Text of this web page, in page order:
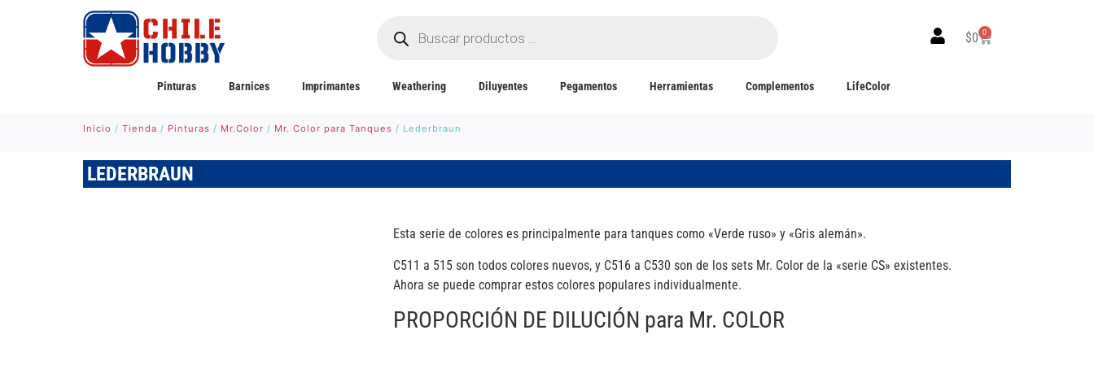
$0 0
Pinturas Barnices Imprimantes Weathering Diluyentes Pegamentos Herramientas Complementos LifeColor
Inicio / Tienda / Pinturas / Mr.Color / Mr. Color para Tanques / Lederbraun
LEDERBRAUN
Esta serie de colores es principalmente para tanques como «Verde ruso» y «Gris alemán».
C511 a 515 son todos colores nuevos, y C516 a C530 son de los sets Mr. Color de la «serie CS» existentes.
Ahora se puede comprar estos colores populares individualmente.
PROPORCIÓN DE DILUCIÓN para Mr. COLOR